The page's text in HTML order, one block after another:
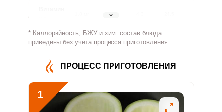
1.8 мг
Витамин
623.9 мг 500 мг 5.5 31.2
Витамин
В5
Витамин
2 мг 9.3 53
* Каллорийность, БЖУ и хим. состав блюда
приведены без учета процесса приготовления.
ПРОЦЕСС ПРИГОТОВЛЕНИЯ
1